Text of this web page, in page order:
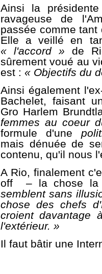
Ainsi la
ravageuse de
passée comme
Elle a veillé en
« l'accord »de
sûrement voué au
est : « Objectifs du
Ainsi également
Bachelet, faisant
Gro Harlem
femmes au coeur
formule d'une
mais dénuée de
contenu, qu'il nous
A Rio, finalement
off
–la chose la
semblent sans
chose des chefs
croient davantage
l'extérieur. »
Il faut bâtir une